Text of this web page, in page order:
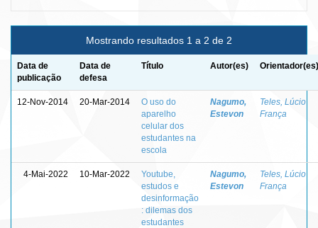
Mostrando resultados 1 a 2 de 2
Data de
publicação
Data de
defesa
Título Autor(es) Orientador(es)
12-Nov-2014 20-Mar-2014
O uso do
aparelho
celular dos
estudantes na
escola
Nagumo,
Estevon
Teles, Lúcio
França
4-Mai-2022 10-Mar-2022
Youtube,
estudos e
desinformação
: dilemas dos
estudantes
Nagumo,
Estevon
Teles, Lúcio
França